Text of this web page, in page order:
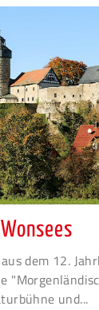
Wonsees
dem 12.
und...